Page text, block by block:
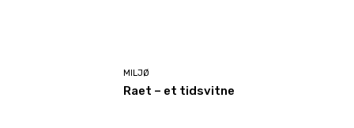
MILJØ
Raet – et tidsvitne